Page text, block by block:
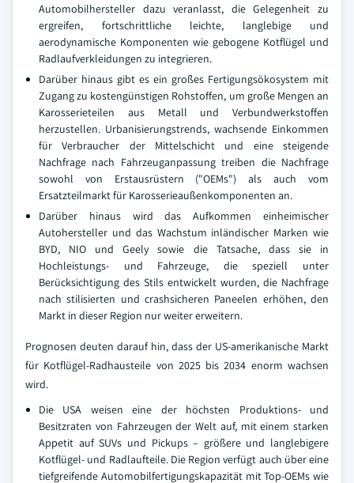
Automobilhersteller dazu veranlasst, die Gelegenheit zu
ergreifen, fortschrittliche leichte, langlebige und
aerodynamische Komponenten wie gebogene Kotflügel und
Radlaufverkleidungen zu integrieren.
Darüber hinaus gibt es ein großes Fertigungsökosystem mit
Zugang zu kostengünstigen Rohstoffen, um große Mengen an
Karosserieteilen aus Metall und Verbundwerkstoffen
herzustellen. Urbanisierungstrends, wachsende Einkommen
für Verbraucher der Mittelschicht und eine steigende
Nachfrage nach Fahrzeuganpassung treiben die Nachfrage
sowohl von Erstausrüstern ("OEMs") als auch vom
Ersatzteilmarkt für Karosserieaußenkomponenten an.
Darüber hinaus wird das Aufkommen einheimischer
Autohersteller und das Wachstum inländischer Marken wie
BYD, NIO und Geely sowie die Tatsache, dass sie in
Hochleistungs- und Fahrzeuge, die speziell unter
Berücksichtigung des Stils entwickelt wurden, die Nachfrage
nach stilisierten und crashsicheren Paneelen erhöhen, den
Markt in dieser Region nur weiter erweitern.
Prognosen deuten darauf hin, dass der US-amerikanische Markt
für Kotflügel-Radhausteile von 2025 bis 2034 enorm wachsen
wird.
Die USA weisen eine der höchsten Produktions- und
Besitzraten von Fahrzeugen der Welt auf, mit einem starken
Appetit auf SUVs und Pickups – größere und langlebigere
Kotflügel- und Radlaufteile. Die Region verfügt auch über eine
tiefgreifende Automobilfertigungskapazität mit Top-OEMs wie